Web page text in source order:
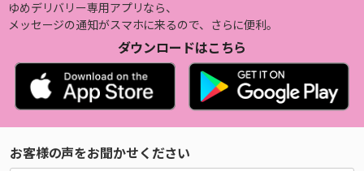
ゆめデリバリー専用アプリなら、
メッセージの通知がスマホに来るので、さらに便利。
ダウンロードはこちら
お客様の声をお聞かせください